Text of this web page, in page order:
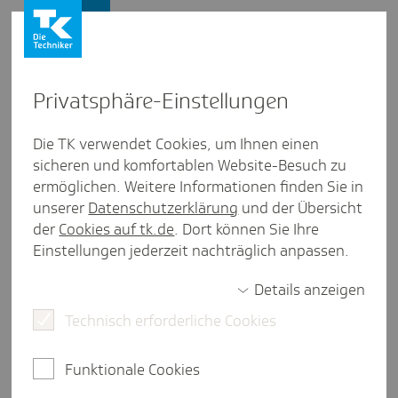
"Der Bund ist im Wollen. Wir
sind im Machen."
Inter­view aus Hessen
Ein Interview mit Hessens Gesundheitsministerin
Hessischen Rettungsdienstgesetzes.
Presse und Politik Ambulante Versorgung
Privat­sphäre-Einstel­lungen
Die TK verwendet Cookies, um Ihnen einen
sicheren und komfortablen Website-Besuch zu
ermöglichen. Weitere Informationen finden Sie in
unserer Datenschutzerklärung und der Übersicht
der Cookies auf tk.de. Dort können Sie Ihre
Einstellungen jederzeit nachträglich anpassen.
Details anzeigen
Technisch erforderliche Cookies
Funktionale Cookies